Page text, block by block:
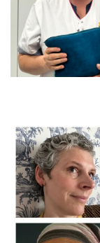
ainsi que
de permettre
cette section,
patients
et nous
Nutrition